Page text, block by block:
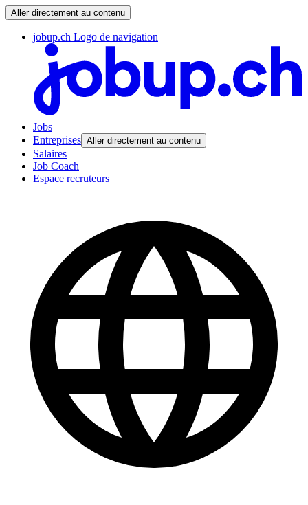
Aller directement au contenu
jobup.ch Logo de navigation
Jobs
Entreprises Aller directement au contenu
Salaires
Job Coach
Espace recruteurs